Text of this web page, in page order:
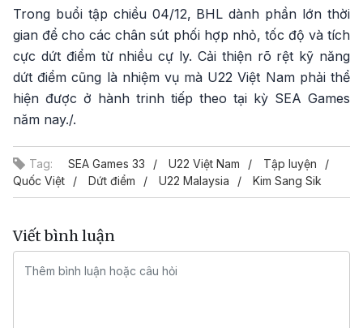
Trong buổi tập chiều 04/12, BHL dành phần lớn thời
gian để cho các chân sút phối hợp nhỏ, tốc độ và tích
cực dứt điểm từ nhiều cự ly. Cải thiện rõ rệt kỹ năng
dứt điểm cũng là nhiệm vụ mà U22 Việt Nam phải thể
hiện được ở hành trinh tiếp theo tại kỳ SEA Games
năm nay./.
Tag: SEA Games 33 U22 Việt Nam
Tập luyện
Quốc Việt
Dứt điểm U22 Malaysia Kim Sang Sik
Viết bình luận